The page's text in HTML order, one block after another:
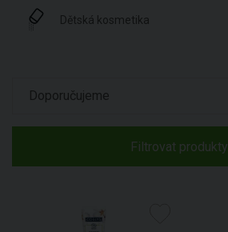
Dětská kosmetika
Filtrovat produkty